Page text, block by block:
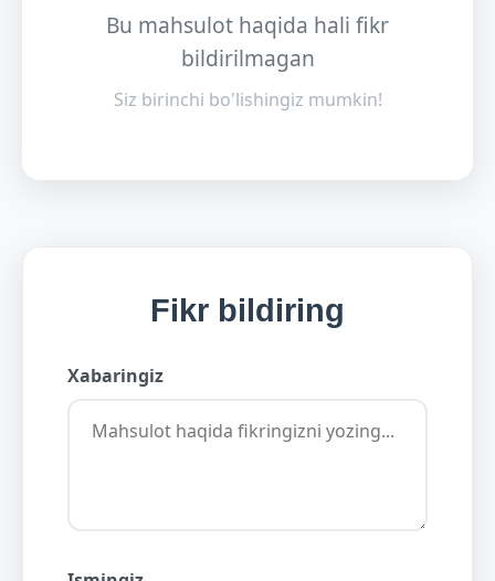
Bu mahsulot haqida hali fikr
bildirilmagan
Siz birinchi bo'lishingiz mumkin!
Fikr bildiring
Xabaringiz